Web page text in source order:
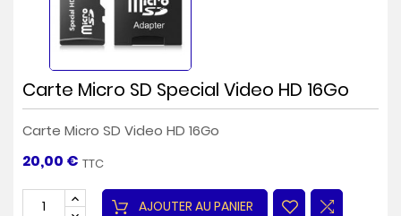
Carte Micro SD Special Video HD 16Go
Carte Micro SD Video HD 16Go
20,00 € TTC
AJOUTER AU PANIER